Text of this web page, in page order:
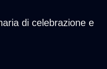
di celebrazione e